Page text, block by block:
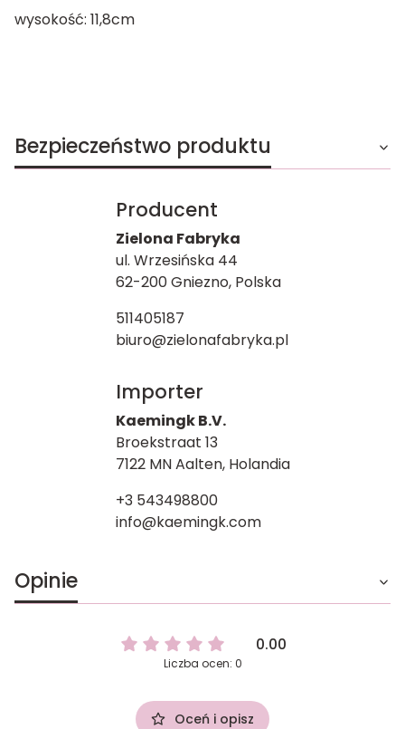
wysokość: 11,8cm
Bezpieczeństwo produktu
Producent
Zielona Fabryka
ul. Wrzesińska 44
62-200 Gniezno, Polska
511405187
biuro@zielonafabryka.pl
Importer
Kaemingk B.V.
Broekstraat 13
7122 MN Aalten, Holandia
+3 543498800
info@kaemingk.com
Opinie
0.00
Liczba ocen: 0
Oceń i opisz